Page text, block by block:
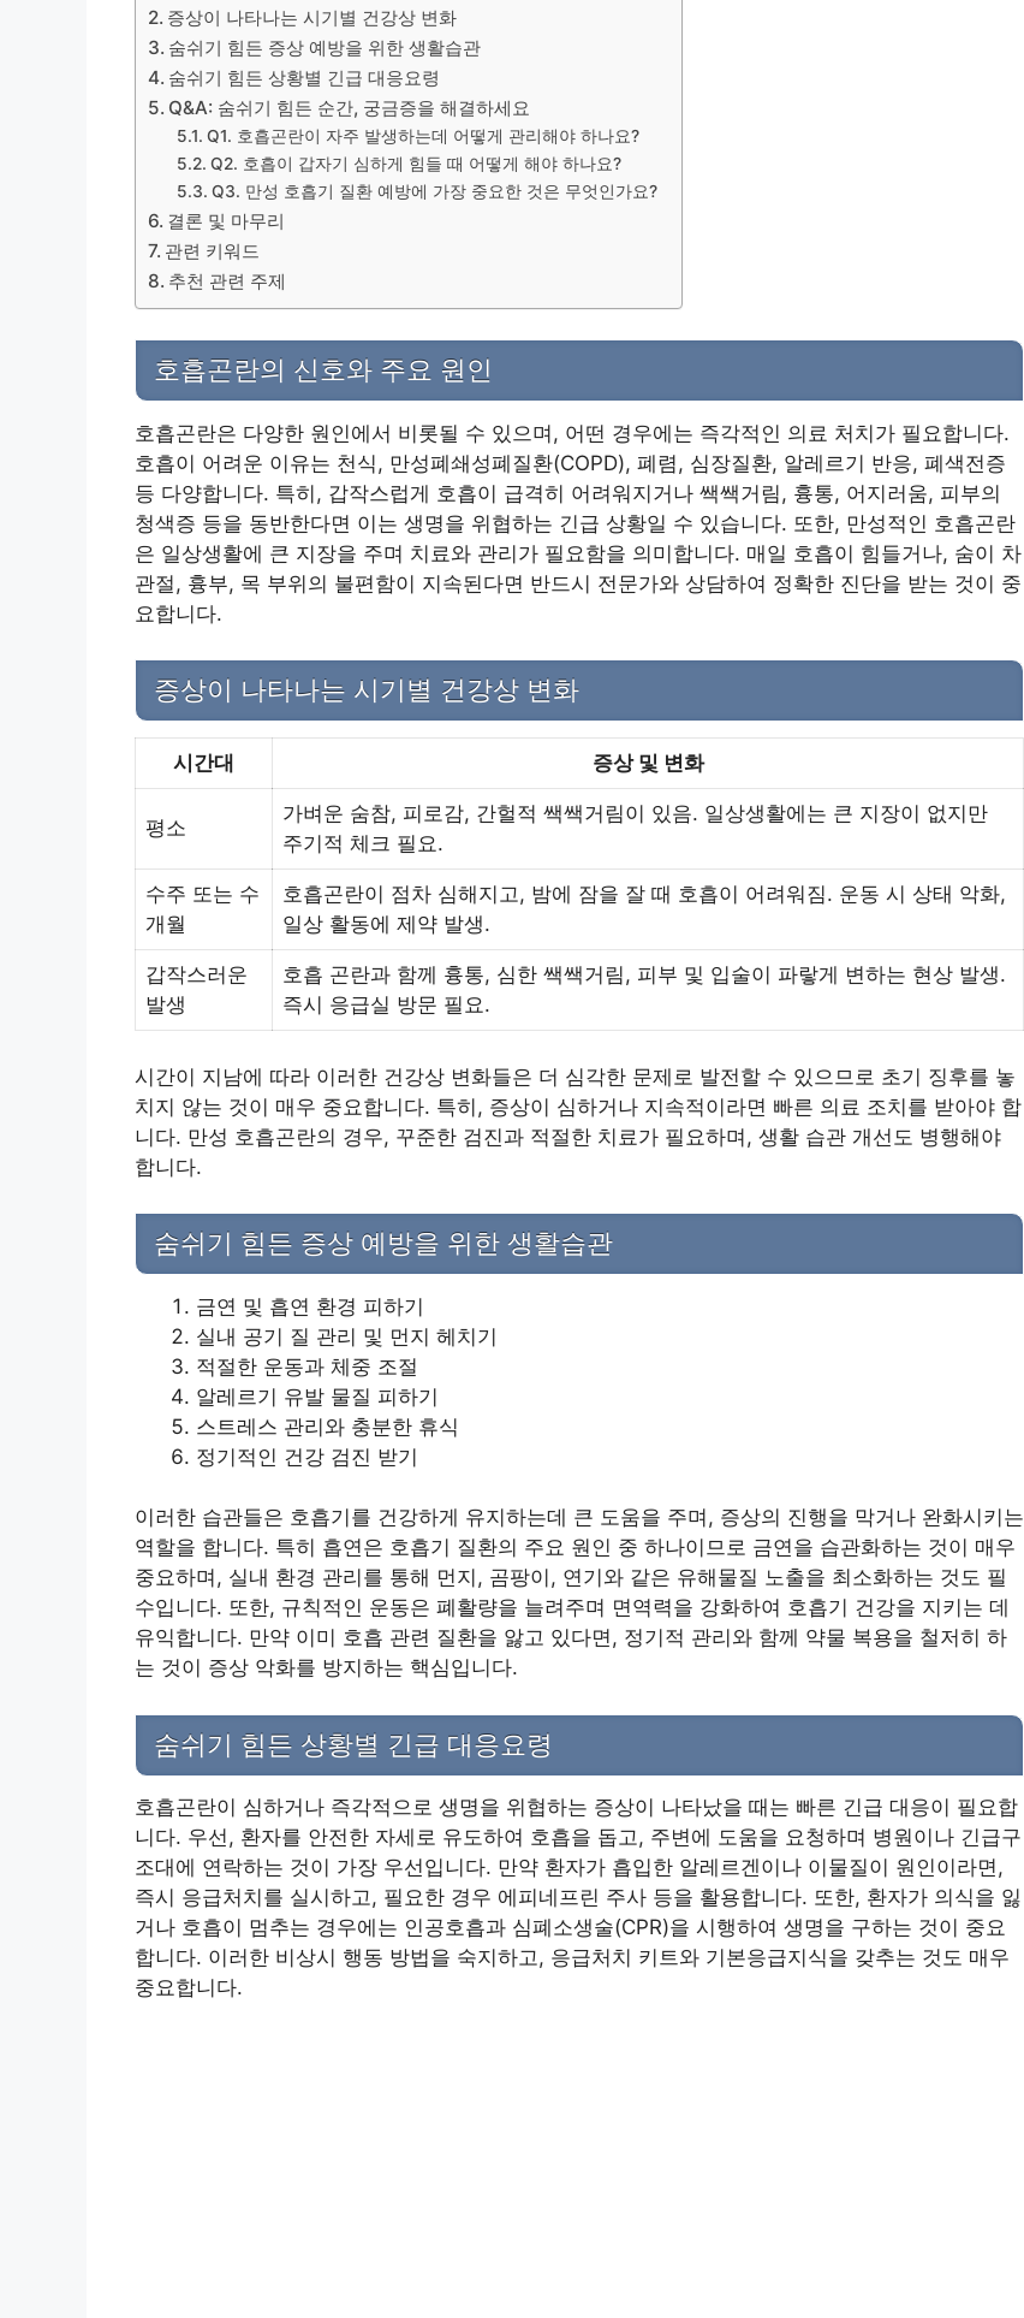
증상이 나타나는 시기별 건강상 변화
숨쉬기 힘든 증상 예방을 위한 생활습관
숨쉬기 힘든 상황별 긴급 대응요령
Q&A: 숨쉬기 힘든 순간, 궁금증을 해결하세요
Q1. 호흡곤란이 자주 발생하는데 어떻게 관리해야 하나요?
Q2. 호흡이 갑자기 심하게 힘들 때 어떻게 해야 하나요?
Q3. 만성 호흡기 질환 예방에 가장 중요한 것은 무엇인가요?
결론 및 마무리
관련 키워드
추천 관련 주제
호흡곤란의 신호와 주요 원인
호흡곤란은 다양한 원인에서 비롯될 수 있으며, 어떤 경우에는 즉각적인 의료 처치가 필요합니다.
호흡이 어려운 이유는 천식, 만성폐쇄성폐질환(COPD), 폐렴, 심장질환, 알레르기 반응, 폐색전증
등 다양합니다. 특히, 갑작스럽게 호흡이 급격히 어려워지거나 쌕쌕거림, 흉통, 어지러움, 피부의
청색증 등을 동반한다면 이는 생명을 위협하는 긴급 상황일 수 있습니다. 또한, 만성적인 호흡곤란
은 일상생활에 큰 지장을 주며 치료와 관리가 필요함을 의미합니다. 매일 호흡이 힘들거나, 숨이 차
관절, 흉부, 목 부위의 불편함이 지속된다면 반드시 전문가와 상담하여 정확한 진단을 받는 것이 중
요합니다.
증상이 나타나는 시기별 건강상 변화
시간대 증상 및 변화
평소
가벼운 숨참, 피로감, 간헐적 쌕쌕거림이 있음. 일상생활에는 큰 지장이 없지만
주기적 체크 필요.
수주 또는 수
개월
호흡곤란이 점차 심해지고, 밤에 잠을 잘 때 호흡이 어려워짐. 운동 시 상태 악화,
일상 활동에 제약 발생.
갑작스러운
발생
호흡 곤란과 함께 흉통, 심한 쌕쌕거림, 피부 및 입술이 파랗게 변하는 현상 발생.
즉시 응급실 방문 필요.
시간이 지남에 따라 이러한 건강상 변화들은 더 심각한 문제로 발전할 수 있으므로 초기 징후를 놓
치지 않는 것이 매우 중요합니다. 특히, 증상이 심하거나 지속적이라면 빠른 의료 조치를 받아야 합
니다. 만성 호흡곤란의 경우, 꾸준한 검진과 적절한 치료가 필요하며, 생활 습관 개선도 병행해야
합니다.
숨쉬기 힘든 증상 예방을 위한 생활습관
금연 및 흡연 환경 피하기
실내 공기 질 관리 및 먼지 헤치기
적절한 운동과 체중 조절
알레르기 유발 물질 피하기
스트레스 관리와 충분한 휴식
정기적인 건강 검진 받기
이러한 습관들은 호흡기를 건강하게 유지하는데 큰 도움을 주며, 증상의 진행을 막거나 완화시키는
역할을 합니다. 특히 흡연은 호흡기 질환의 주요 원인 중 하나이므로 금연을 습관화하는 것이 매우
중요하며, 실내 환경 관리를 통해 먼지, 곰팡이, 연기와 같은 유해물질 노출을 최소화하는 것도 필
수입니다. 또한, 규칙적인 운동은 폐활량을 늘려주며 면역력을 강화하여 호흡기 건강을 지키는 데
유익합니다. 만약 이미 호흡 관련 질환을 앓고 있다면, 정기적 관리와 함께 약물 복용을 철저히 하
는 것이 증상 악화를 방지하는 핵심입니다.
숨쉬기 힘든 상황별 긴급 대응요령
호흡곤란이 심하거나 즉각적으로 생명을 위협하는 증상이 나타났을 때는 빠른 긴급 대응이 필요합
니다. 우선, 환자를 안전한 자세로 유도하여 호흡을 돕고, 주변에 도움을 요청하며 병원이나 긴급구
조대에 연락하는 것이 가장 우선입니다. 만약 환자가 흡입한 알레르겐이나 이물질이 원인이라면,
즉시 응급처치를 실시하고, 필요한 경우 에피네프린 주사 등을 활용합니다. 또한, 환자가 의식을 잃
거나 호흡이 멈추는 경우에는 인공호흡과 심폐소생술(CPR)을 시행하여 생명을 구하는 것이 중요
합니다. 이러한 비상시 행동 방법을 숙지하고, 응급처치 키트와 기본응급지식을 갖추는 것도 매우
중요합니다.